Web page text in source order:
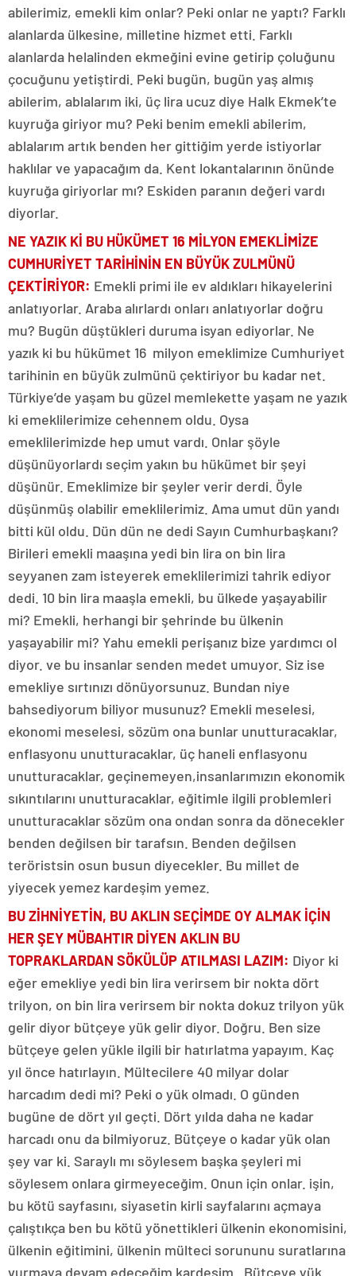
abilerimiz, emekli kim onlar? Peki onlar ne yaptı? Farklı
alanlarda ülkesine, milletine hizmet etti. Farklı
alanlarda helalinden ekmeğini evine getirip çoluğunu
çocuğunu yetiştirdi. Peki bugün, bugün yaş almış
abilerim, ablalarım iki, üç lira ucuz diye Halk Ekmek’te
kuyruğa giriyor mu? Peki benim emekli abilerim,
ablalarım artık benden her gittiğim yerde istiyorlar
haklılar ve yapacağım da. Kent lokantalarının önünde
kuyruğa giriyorlar mı? Eskiden paranın değeri vardı
diyorlar.
NE YAZIK Kİ BU HÜKÜMET 16 MİLYON EMEKLİMİZE
CUMHURİYET TARİHİNİN EN BÜYÜK ZULMÜNÜ
ÇEKTİRİYOR: Emekli primi ile ev aldıkları hikayelerini
anlatıyorlar. Araba alırlardı onları anlatıyorlar doğru
mu? Bugün düştükleri duruma isyan ediyorlar. Ne
yazık ki bu hükümet 16 milyon emeklimize Cumhuriyet
tarihinin en büyük zulmünü çektiriyor bu kadar net.
Türkiye’de yaşam bu güzel memlekette yaşam ne yazık
ki emeklilerimize cehennem oldu. Oysa
emeklilerimizde hep umut vardı. Onlar şöyle
düşünüyorlardı seçim yakın bu hükümet bir şeyi
düşünür. Emeklimize bir şeyler verir derdi. Öyle
düşünmüş olabilir emeklilerimiz. Ama umut dün yandı
bitti kül oldu. Dün dün ne dedi Sayın Cumhurbaşkanı?
Birileri emekli maaşına yedi bin lira on bin lira
seyyanen zam isteyerek emeklilerimizi tahrik ediyor
dedi. 10 bin lira maaşla emekli, bu ülkede yaşayabilir
mi? Emekli, herhangi bir şehrinde bu ülkenin
yaşayabilir mi? Yahu emekli perişanız bize yardımcı ol
diyor. ve bu insanlar senden medet umuyor. Siz ise
emekliye sırtınızı dönüyorsunuz. Bundan niye
bahsediyorum biliyor musunuz? Emekli meselesi,
ekonomi meselesi, sözüm ona bunlar unutturacaklar,
enflasyonu unutturacaklar, üç haneli enflasyonu
unutturacaklar, geçinemeyen,insanlarımızın ekonomik
sıkıntılarını unutturacaklar, eğitimle ilgili problemleri
unutturacaklar sözüm ona ondan sonra da dönecekler
benden değilsen bir tarafsın. Benden değilsen
teröristsin osun busun diyecekler. Bu millet de
yiyecek yemez kardeşim yemez.
BU ZİHNİYETİN, BU AKLIN SEÇİMDE OY ALMAK İÇİN
HER ŞEY MÜBAHTIR DİYEN AKLIN BU
TOPRAKLARDAN SÖKÜLÜP ATILMASI LAZIM: Diyor ki
eğer emekliye yedi bin lira verirsem bir nokta dört
trilyon, on bin lira verirsem bir nokta dokuz trilyon yük
gelir diyor bütçeye yük gelir diyor. Doğru. Ben size
bütçeye gelen yükle ilgili bir hatırlatma yapayım. Kaç
yıl önce hatırlayın. Mültecilere 40 milyar dolar
harcadım dedi mi? Peki o yük olmadı. O günden
bugüne de dört yıl geçti. Dört yılda daha ne kadar
harcadı onu da bilmiyoruz. Bütçeye o kadar yük olan
şey var ki. Saraylı mı söylesem başka şeyleri mi
söylesem onlara girmeyeceğim. Onun için onlar. işin,
bu kötü sayfasını, siyasetin kirli sayfalarını açmaya
çalıştıkça ben bu kötü yönettikleri ülkenin ekonomisini,
ülkenin eğitimini, ülkenin mülteci sorununu suratlarına
vurmaya devam edeceğim kardeşim. Bütçeye yük